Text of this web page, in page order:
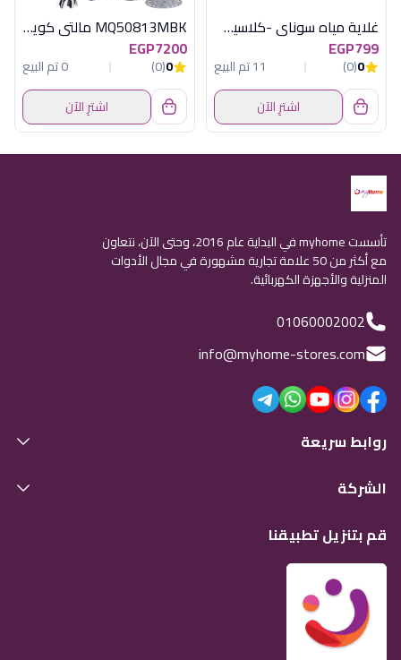
غلاية مياه سوناي -كلاسيك 2200 وات، 1.7 لتر زجاج اضائة ليد - MAR-3752
EGP799
0
(0)
11 تم البيع
اشترِ الآن
MQ50813MBK مالتى كويك1000وات اسود براون
EGP7200
0
(0)
0 تم البيع
اشترِ الآن
تأسست myhome في البداية عام 2016، وحتى الآن، نتعاون
مع أكثر من 50 علامة تجارية مشهورة في مجال الأدوات
المنزلية والأجهزة الكهربائية.
01060002002
info@myhome-stores.com
روابط سريعة
الشركة
قم بتنزيل تطبيقنا